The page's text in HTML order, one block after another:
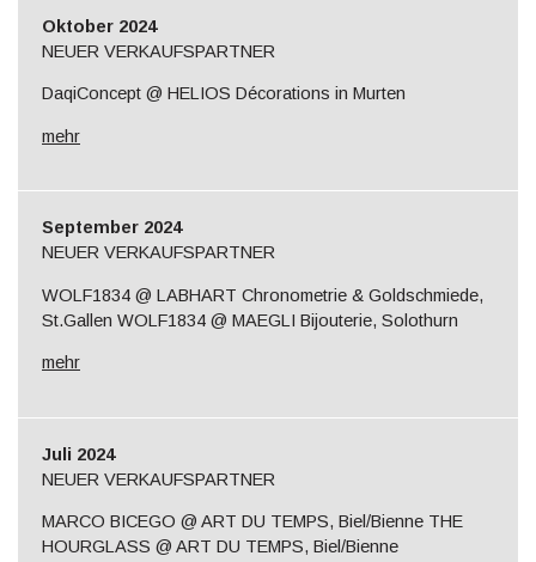
Oktober 2024
NEUER VERKAUFSPARTNER
DaqiConcept @ HELIOS Décorations in Murten
mehr
September 2024
NEUER VERKAUFSPARTNER
WOLF1834 @ LABHART Chronometrie & Goldschmiede,
St.Gallen WOLF1834 @ MAEGLI Bijouterie, Solothurn
mehr
Juli 2024
NEUER VERKAUFSPARTNER
MARCO BICEGO @ ART DU TEMPS, Biel/Bienne THE
HOURGLASS @ ART DU TEMPS, Biel/Bienne